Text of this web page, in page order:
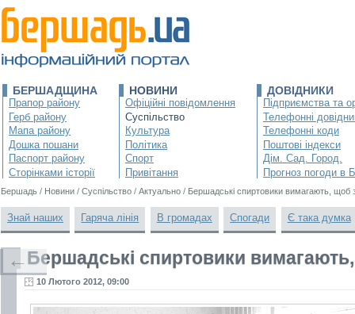
БЕРШАДЩИНА
Прапор району
Герб району
Мапа району
Дошка пошани
Паспорт району
Сторінками історії
НОВИНИ
Офіційні повідомлення
Суспільство
Культура
Політика
Спорт
Привітання
ДОВІДНИКИ
Підприємства та
Телефонні
Телефонні коди
Поштові індекси
Дім. Сад. Город.
Прогноз погоди в
Бершадь / Новини / Суспільство / Актуально / Бершадські спиртовики вимагають, щоб
Знай наших Гаряча лінія В громадах Спогади Є така думка
Бершадські спиртовики
10 Лютого 2012, 09:00
←